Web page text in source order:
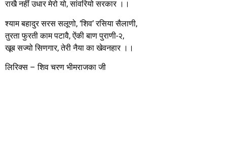
राखै नहीं उधार मेरो यो, सांवरियो सरकार ।।
श्याम बहादुर सरस सलूणो, ‘शिव’ रसिया सैलाणी,
तुरता फुरती काम पटावै, ऐंकी बाण पुराणी-२,
खूब सज्यो सिणगार, तेरी नैया का खेवनहार ।।
लिरिक्स – शिव चरण भीमराजका जी